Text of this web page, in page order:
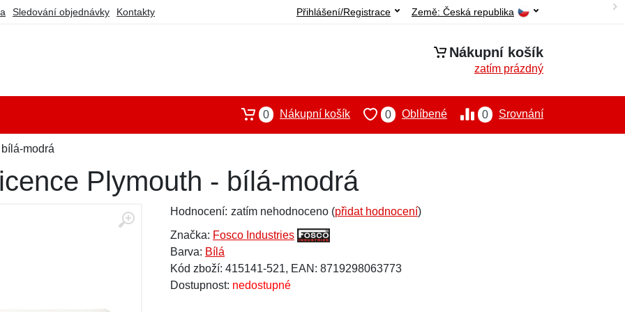
Sledování objednávky Kontakty Země: Česká republika
Přihlášení/Registrace
Nákupní košík
zatím prázdný
0 Srovnání
0 Oblíbené
0 Nákupní košík
modrá
Plymouth - bílá-modrá
Hodnocení: zatím nehodnoceno (přidat hodnocení)
Značka: Fosco Industries
Barva: Bílá
Kód zboží: 415141-521, EAN: 8719298063773
Dostupnost: nedostupné